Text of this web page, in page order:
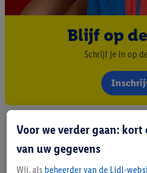
Blijf op
Schrijf je in op
Voor we verder gaan:
van uw gegevens
Wij, als beheerder van de Lidl-